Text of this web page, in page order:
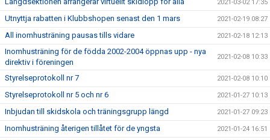
2021-03-02 17:35
Utnyttja rabatten i Klubbshopen senast den 1 mars 2021-02-19 08:27
All inomhusträning pausas tills vidare 2021-02-18 12:13
Inomhusträning för de födda 2002-2004 öppnas upp - nya
direktiv i föreningen
2021-02-08 10:33
Styrelseprotokoll nr 7 2021-02-08 10:10
Styrelseprotokoll nr 5 och nr 6 2021-01-27 10:13
Inbjudan till skidskola och träningsgrupp längd 2021-01-27 09:23
Inomhusträning återigen tillåtet för de yngsta 2021-01-24 16:51